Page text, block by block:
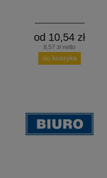
od 10,54 zł
8,57 zł netto
do koszyka